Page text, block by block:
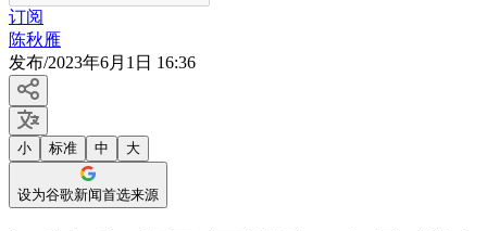
订阅
陈秋雁
发布/2023年6月1日 16:36
小 标准 中 大
设为谷歌新闻首选来源